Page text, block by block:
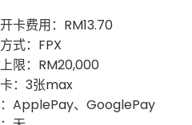
卡费用：RM13.70
式：FPX
限：RM20,000
：3张max
ApplePay、GooglePay